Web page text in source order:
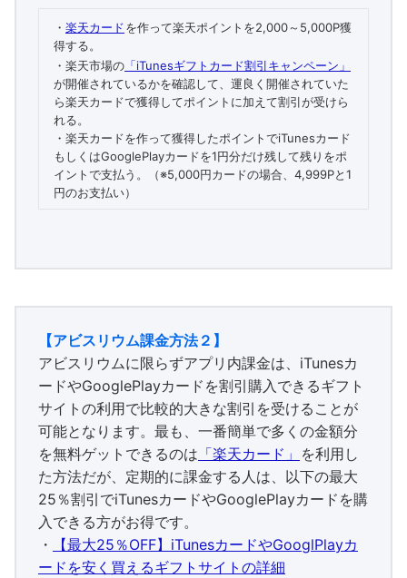
・ 楽天カードを作って楽天ポイントを2,000～5,000P獲
得する。
・楽天市場の 「iTunesギフトカード割引キャンペーン」
が開催されているかを確認して、運良く開催されていた
ら楽天カードで獲得してポイントに加えて割引が受けら
れる。
・楽天カードを作って獲得したポイントでiTunesカード
もしくはGooglePlayカードを1円分だけ残して残りをポ
イントで支払う。（※5,000円カードの場合、4,999Pと1
円のお支払い）
【アビスリウム課金方法２】
アビスリウムに限らずアプリ内課金は、iTunesカ
ードやGooglePlayカードを割引購入できるギフト
サイトの利用で比較的大きな割引を受けることが
可能となります。最も、一番簡単で多くの金額分
を無料ゲットできるのは 「楽天カード」 を利用し
た方法だが、定期的に課金する人は、以下の最大
25％割引でiTunesカードやGooglePlayカードを購
入できる方がお得です。
・
【最大25％OFF】iTunesカードやGooglPlayカ
ードを安く買えるギフトサイトの詳細